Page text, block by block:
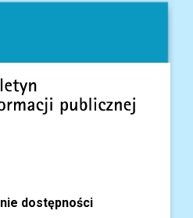
dostępności